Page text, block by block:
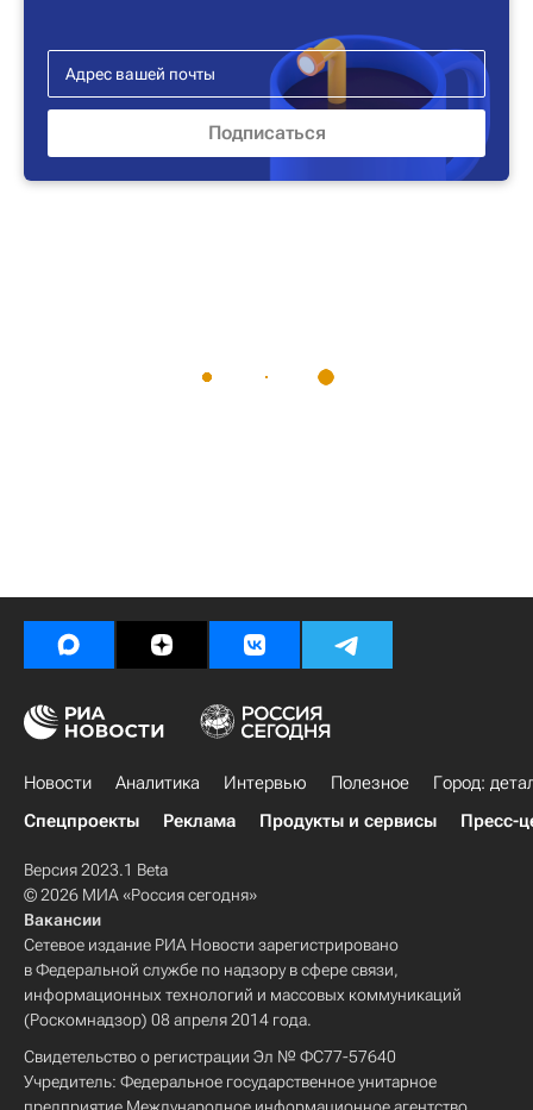
Новости Аналитика Интервью Полезное
Город:
Спецпроекты
Реклама Продукты и сервисы Пресс-
Версия 2023.1 Beta
© 2026 МИА «Россия сегодня»
Вакансии
Сетевое издание РИА Новости зарегистрировано
в Федеральной службе по надзору в сфере связи,
информационных технологий и массовых коммуникаций
(Роскомнадзор) 08 апреля 2014 года.
Свидетельство о регистрации Эл № ФС77-57640
Учредитель: Федеральное государственное унитарное